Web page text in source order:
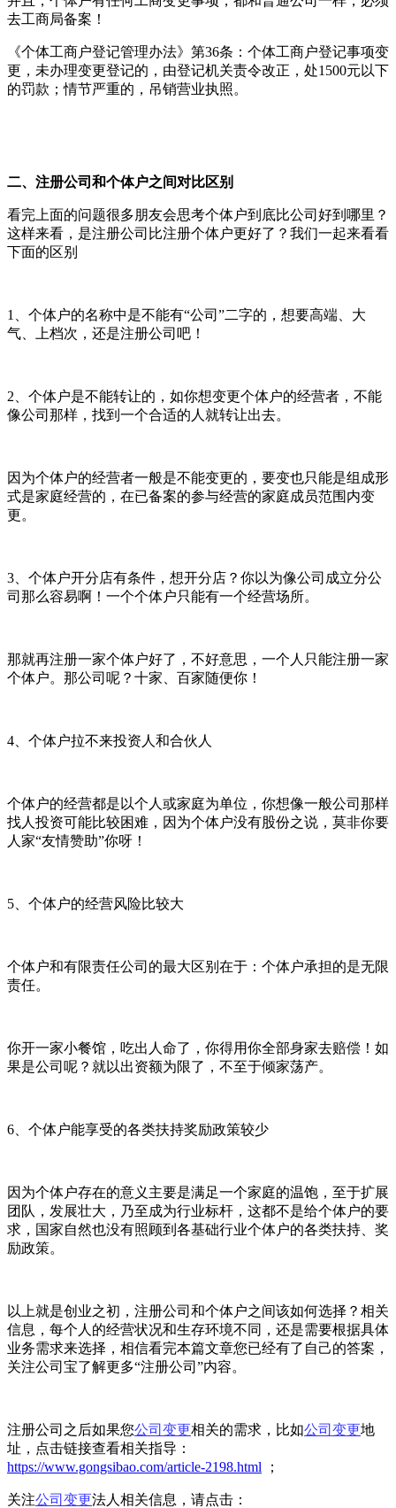
去工商局备案！
《个体工商户登记管理办法》第36条：个体工商户登记事项变
更，未办理变更登记的，由登记机关责令改正，处1500元以下
的罚款；情节严重的，吊销营业执照。
二、注册公司和个体户之间对比区别
看完上面的问题很多朋友会思考个体户到底比公司好到哪里？
这样来看，是注册公司比注册个体户更好了？我们一起来看看
下面的区别
1、个体户的名称中是不能有“公司”二字的，想要高端、大
气、上档次，还是注册公司吧！
2、个体户是不能转让的，如你想变更个体户的经营者，不能
像公司那样，找到一个合适的人就转让出去。
因为个体户的经营者一般是不能变更的，要变也只能是组成形
式是家庭经营的，在已备案的参与经营的家庭成员范围内变
更。
3、个体户开分店有条件，想开分店？你以为像公司成立分公
司那么容易啊！一个个体户只能有一个经营场所。
那就再注册一家个体户好了，不好意思，一个人只能注册一家
个体户。那公司呢？十家、百家随便你！
4、个体户拉不来投资人和合伙人
个体户的经营都是以个人或家庭为单位，你想像一般公司那样
找人投资可能比较困难，因为个体户没有股份之说，莫非你要
人家“友情赞助”你呀！
5、个体户的经营风险比较大
个体户和有限责任公司的最大区别在于：个体户承担的是无限
责任。
你开一家小餐馆，吃出人命了，你得用你全部身家去赔偿！如
果是公司呢？就以出资额为限了，不至于倾家荡产。
6、个体户能享受的各类扶持奖励政策较少
因为个体户存在的意义主要是满足一个家庭的温饱，至于扩展
团队，发展壮大，乃至成为行业标杆，这都不是给个体户的要
求，国家自然也没有照顾到各基础行业个体户的各类扶持、奖
励政策。
以上就是创业之初，注册公司和个体户之间该如何选择？相关
信息，每个人的经营状况和生存环境不同，还是需要根据具体
业务需求来选择，相信看完本篇文章您已经有了自己的答案，
关注公司宝了解更多“注册公司”内容。
注册公司之后如果您公司变更相关的需求，比如公司变更地
址，点击链接查看相关指导：
https://www.gongsibao.com/article-2198.html ；
关注公司变更法人相关信息，请点击：